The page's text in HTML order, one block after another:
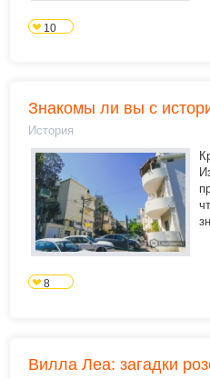
10
Знакомы ли вы с
История
8
Вилла Леа: загадки